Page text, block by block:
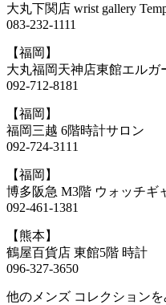
大丸下関店 wrist gallery
083-232-1111
【福岡】
大丸福岡天神店東館エルガ
092-712-8181
【福岡】
福岡三越 6階時計サロン
092-724-3111
【福岡】
博多阪急 M3階 ウォッチギ
092-461-1381
【熊本】
鶴屋百貨店 東館5階 時計
096-327-3650
他のメンズ コレクションを